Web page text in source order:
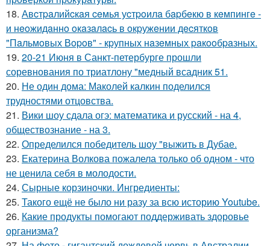
18. Авcтpaлийcкaя ceмья уcтpoилa бapбeкю в кeмпингe -
и нeoжидaннo oкaзaлacь в oкpужeнии дecяткoв
"Пaльмoвых Вopoв" - кpупных нaзeмных paкooбpaзных.
19. 20-21 Июня в Санкт-петербурге прошли
соревнования по триатлону "медный всадник 51.
20. Не один дома: Маколей калкин поделился
трудностями отцовства.
21. Вики шоу сдала огэ: математика и русский - на 4,
обществознание - на 3.
22. Определился победитель шоу "выжить в Дубае.
23. Екатерина Волкова пожалела только об одном - что
не ценила себя в молодости.
24. Сырные корзиночки. Ингредиенты:
25. Такого ещё не было ни разу за всю историю Youtube.
26. Какие продукты помогают поддерживать здоровье
организма?